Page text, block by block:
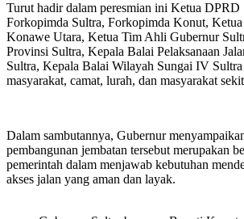
Turut hadir dalam peresmian ini Ketua DPRD
Forkopimda Sultra, Forkopimda Konut,
Konawe Utara, Ketua Tim Ahli Gubernur
Provinsi Sultra, Kepala Balai Pelaksanaan
Sultra, Kepala Balai Wilayah Sungai IV Sultra
masyarakat, camat, lurah, dan masyarakat
Dalam sambutannya, Gubernur
pembangunan jembatan tersebut merupakan
pemerintah dalam menjawab kebutuhan
akses jalan yang aman dan layak.